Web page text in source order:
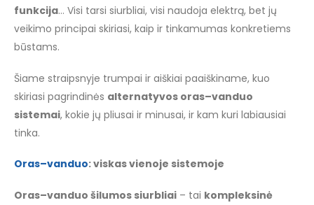
funkcija… Visi tarsi siurbliai, visi naudoja elektrą, bet jų
veikimo principai skiriasi, kaip ir tinkamumas konkretiems
būstams.
Šiame straipsnyje trumpai ir aiškiai paaiškiname, kuo
skiriasi pagrindinės alternatyvos oras–vanduo
sistemai, kokie jų pliusai ir minusai, ir kam kuri labiausiai
tinka.
Oras–vanduo: viskas vienoje sistemoje
Oras–vanduo šilumos siurbliai – tai kompleksinė